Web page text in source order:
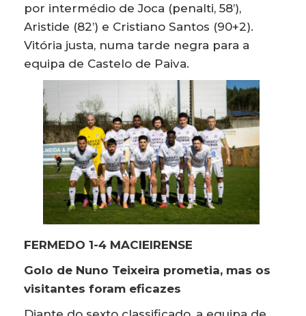
por intermédio de Joca (penalti, 58’),
Aristide (82’) e Cristiano Santos (90+2).
Vitória justa, numa tarde negra para a
equipa de Castelo de Paiva.
FERMEDO 1-4 MACIEIRENSE
Golo de Nuno Teixeira prometia, mas os
visitantes foram eficazes